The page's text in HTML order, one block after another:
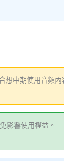
想中期使用音頻內
影響使用權益。